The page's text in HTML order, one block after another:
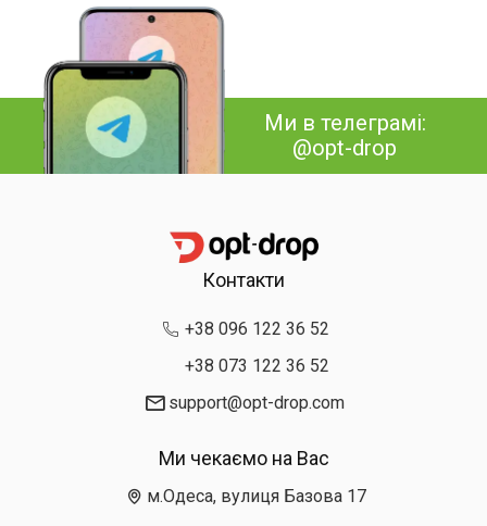
Ми в телеграмі:
@opt-drop
Контакти
+38 096 122 36 52
+38 073 122 36 52
support@opt-drop.com
Ми чекаємо на Вас
м.Одеса, вулиця Базова 17